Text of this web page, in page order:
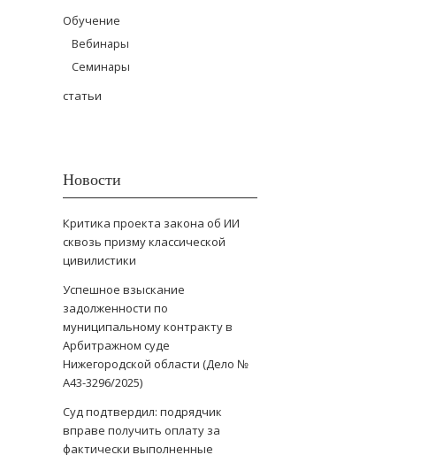
Обучение
Вебинары
Семинары
статьи
Новости
Критика проекта закона об ИИ
сквозь призму классической
цивилистики
Успешное взыскание
задолженности по
муниципальному контракту в
Арбитражном суде
Нижегородской области (Дело №
А43-3296/2025)
Суд подтвердил: подрядчик
вправе получить оплату за
фактически выполненные